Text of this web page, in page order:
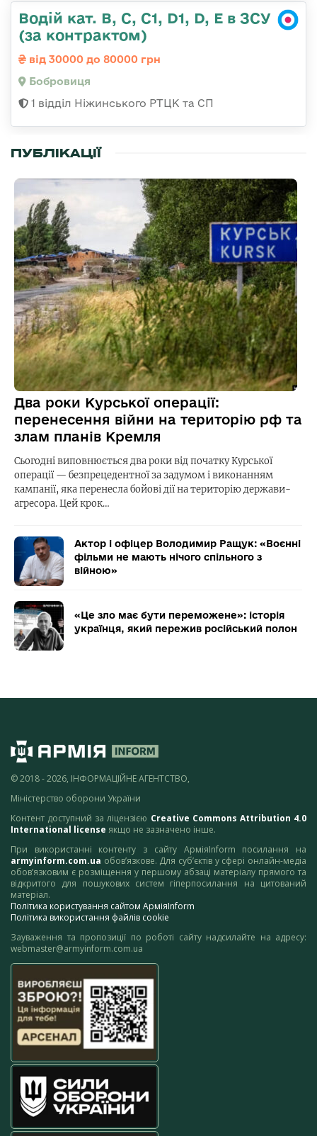
Водій кат. В, С, С1, D1, D, E в ЗСУ
(за контрактом)
від 30000 до 80000 грн
Бобровиця
1 відділ Ніжинського РТЦК та СП
ПУБЛІКАЦІЇ
Два роки Курської операції:
перенесення війни на територію рф та
злам планів Кремля
Сьогодні виповнюється два роки від початку Курської
операції — безпрецедентної за задумом і виконанням
кампанії, яка перенесла бойові дії на територію держави-
агресора. Цей крок…
Актор і офіцер Володимир Ращук: «Воєнні
фільми не мають нічого спільного з
війною»
«Це зло має бути переможене»: історія
українця, який пережив російський полон
© 2018 - 2026, ІНФОРМАЦІЙНЕ АГЕНТСТВО,
Міністерство оборони України
Контент доступний за ліцензією Creative Commons Attribution 4.0
International license якщо не зазначено інше.
При використанні контенту з сайту АрміяInform посилання на
armyinform.com.ua обов’язкове. Для суб’єктів у сфері онлайн-медіа
обов’язковим є розміщення у першому абзаці матеріалу прямого та
відкритого для пошукових систем гіперпосилання на цитований
матеріал.
Політика користування сайтом АрміяInform
Політика використання файлів cookie
Зауваження та пропозиції по роботі сайту надсилайте на адресу:
webmaster@armyinform.com.ua